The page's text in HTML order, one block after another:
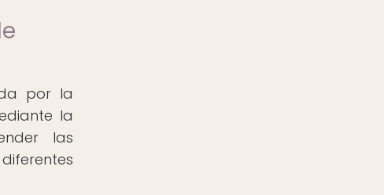
por la
la
las